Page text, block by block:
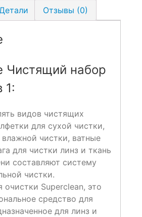
Отзывы (0)
Чистящий набор
1:
видов чистящих
для сухой чистки,
чистки, ватные
для чистки линз и ткань
составляют систему
чистки.
Superclean, это
средство для
для линз и